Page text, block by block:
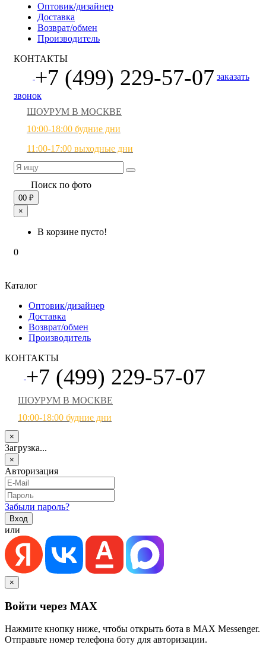
Оптовик/дизайнер
Доставка
Возврат/обмен
Производитель
КОНТАКТЫ
+7 (499) 229-57-07 заказать
звонок
ШОУРУМ В МОСКВЕ
10:00-18:00 будние дни
11:00-17:00 выходные дни
Поиск по фото
00 ₽
×
В корзине пусто!
0
Каталог
Оптовик/дизайнер
Доставка
Возврат/обмен
Производитель
КОНТАКТЫ
+7 (499) 229-57-07
ШОУРУМ В МОСКВЕ
10:00-18:00 будние дни
×
Загрузка...
×
Авторизация
Забыли пароль?
или
×
Войти через MAX
Нажмите кнопку ниже, чтобы открыть бота в MAX Messenger.
Отправьте номер телефона боту для авторизации.